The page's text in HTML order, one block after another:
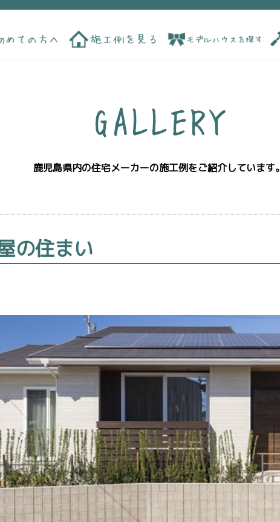
鹿児島県内の住宅メーカーの施工例をご紹介しています。
の住まい